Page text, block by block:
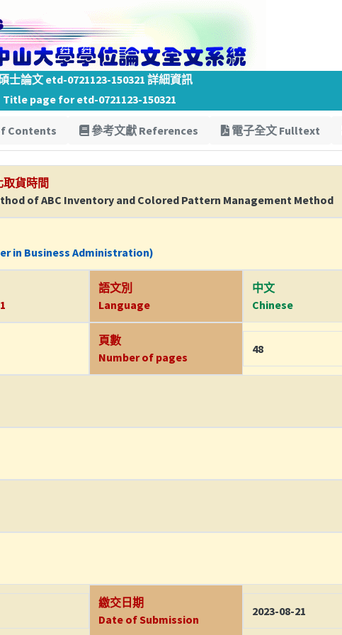
士論文 etd-0721123-150321 詳細資訊
Title page for etd-0721123-150321
Contents 參考文獻 References 電子全文 Fulltext
貨時間
of ABC Inventory and Colored Pattern Management Method
in Business Administration)
語文別
Language
中文
Chinese
頁數
Number of pages
48
繳交日期
Date of Submission
2023-08-21